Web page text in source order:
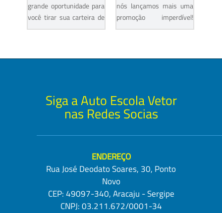
grande oportunidade para
você tirar sua carteira de
habilitação com desconto
nós lançamos mais uma
promoção imperdível!
Afim de facilitar cada vez
Siga a Auto Escola Vetor
nas Redes Socias
ENDEREÇO
Rua José Deodato Soares, 30, Ponto
Novo
CEP: 49097-340, Aracaju - Sergipe
CNPJ: 03.211.672/0001-34